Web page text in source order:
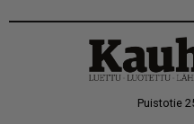
Puistotie